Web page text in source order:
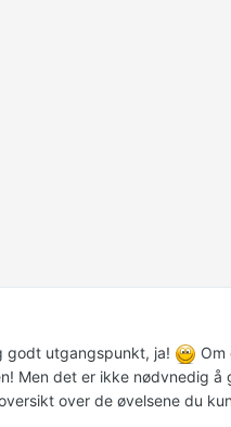
godt utgangspunkt, ja!
Om
Men det er ikke nødvnedig
over de øvelsene du